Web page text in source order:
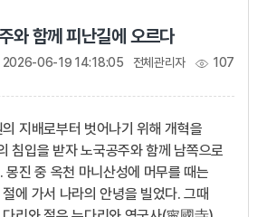
와 함께 피난길에 오르다
전체관리자 107
지배로부터 벗어나기 위해 개혁을
침입을 받자 노국공주와 함께 남쪽으로
몽진 중 옥천 마니산성에 머무를 때는
에 가서 나라의 안녕을 빌었다. 그때
2026-06-19 14:18:05